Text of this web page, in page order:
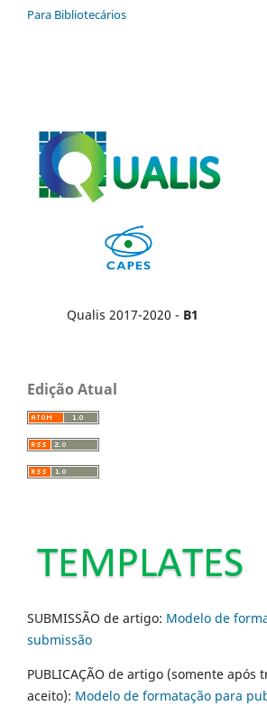
Para Bibliotecários
Qualis 2017-2020 - B1
Edição Atual
SUBMISSÃO de artigo: Modelo de
submissão
PUBLICAÇÃO de artigo (somente após
aceito): Modelo de formatação para